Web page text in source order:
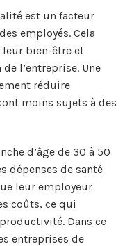
est un facteur
employés. Cela
leur bien-être et
l’entreprise. Une
réduire
moins sujets à des
d’âge de 30 à 50
dépenses de santé
leur employeur
coûts, ce qui
Dans ce
entreprises de